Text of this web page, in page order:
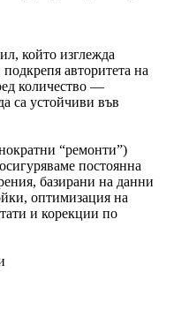
който изглежда
авторитета на
количество —
са устойчиви във
“ремонти”)
постоянна
базирани на данни
оптимизация на
и корекции по